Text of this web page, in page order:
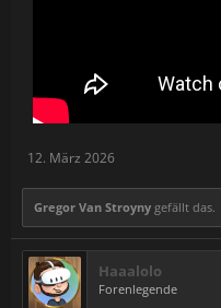
12. März 2026
Gregor Van Stroyny gefällt das.
Haaalolo
Forenlegende